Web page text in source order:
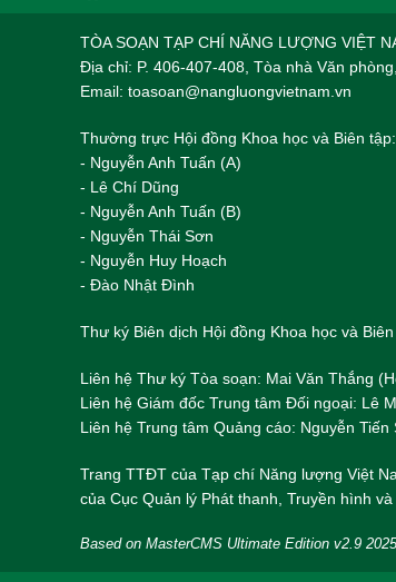
TÒA SOẠN TẠP CHÍ NĂNG LƯỢNG VIỆT
Địa chỉ: P. 406-407-408, Tòa nhà Văn
Email: toasoan@nangluongvietnam.vn
Thường trực Hội đồng Khoa học và Biên tập:
​​​​​​- Nguyễn Anh Tuấn (A)
- Lê Chí Dũng
- Nguyễn Anh Tuấn (B)
- Nguyễn Thái Sơn
- Nguyễn Huy Hoạch
- Đào Nhật Đình
Thư ký Biên dịch Hội đồng Khoa học và
Liên hệ Thư ký Tòa soạn: Mai Văn Thắng
Liên hệ Giám đốc Trung tâm Đối ngoại: Lê
Liên hệ Trung tâm Quảng cáo: Nguyễn
Trang TTĐT của Tạp chí Năng lượng Việt
của Cục Quản lý Phát thanh, Truyền hình
Based on MasterCMS Ultimate Edition v2.9 2025